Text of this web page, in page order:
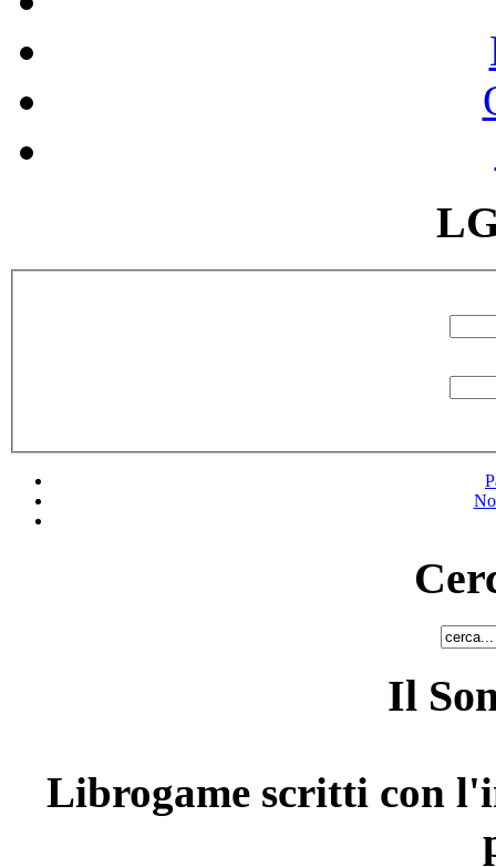
Il
Librogame scritti con